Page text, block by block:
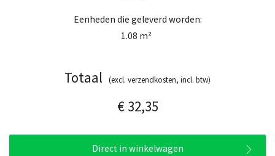
Eenheden die geleverd worden:
1.08 m²
Totaal (excl. verzendkosten, incl. btw)
€ 32,35
Direct in winkelwagen